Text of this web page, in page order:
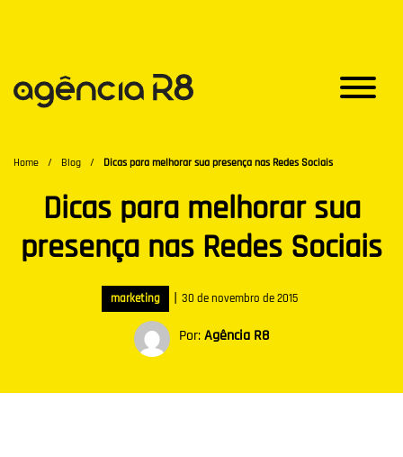
Home / Blog / Dicas para melhorar sua presença nas Redes Sociais
Dicas para melhorar sua
presença nas Redes Sociais
marketing | 30 de novembro de 2015
Por:Agência R8